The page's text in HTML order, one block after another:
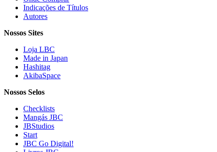
Indicações de Títulos
Autores
Nossos Sites
Loja LBC
Made in Japan
Hashitag
AkibaSpace
Nossos Selos
Checklists
Mangás JBC
JBStudios
Start
JBC Go Digital!